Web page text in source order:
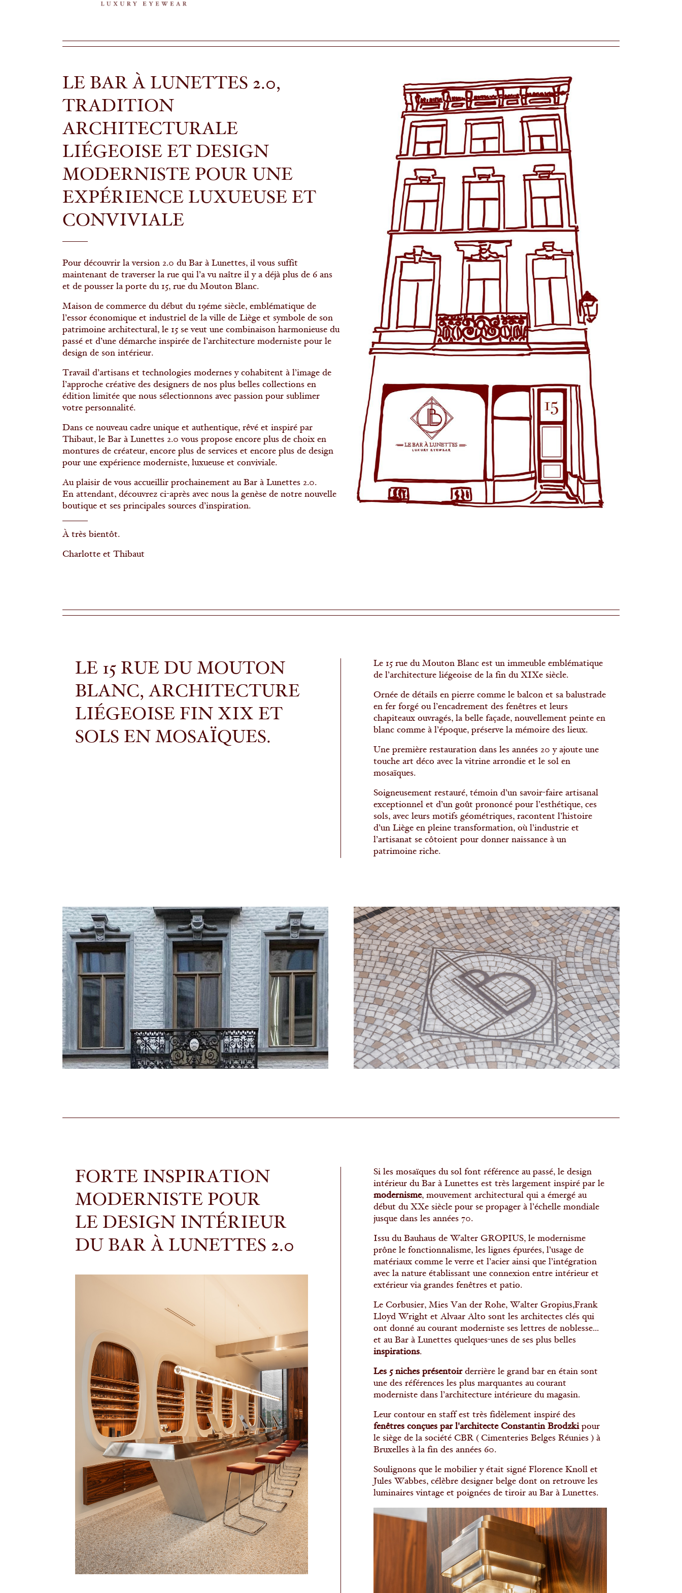
LE BAR À LUNETTES 2.0,
TRADITION
ARCHITECTURALE
LIÉGEOISE ET DESIGN
MODERNISTE POUR UNE
EXPÉRIENCE LUXUEUSE ET
CONVIVIALE
Pour découvrir la version 2.0 du Bar à Lunettes, il vous suffit
maintenant de traverser la rue qui l’a vu naître il y a déjà plus de 6 ans
et de pousser la porte du 15, rue du Mouton Blanc.
Maison de commerce du début du 19éme siècle, emblématique de
l’essor économique et industriel de la ville de Liège et symbole de son
patrimoine architectural, le 15 se veut une combinaison harmonieuse du
passé et d’une démarche inspirée de l’architecture moderniste pour le
design de son intérieur.
Travail d’artisans et technologies modernes y cohabitent à l’image de
l’approche créative des designers de nos plus belles collections en
édition limitée que nous sélectionnons avec passion pour sublimer
votre personnalité.
Dans ce nouveau cadre unique et authentique, rêvé et inspiré par
Thibaut, le Bar à Lunettes 2.0 vous propose encore plus de choix en
montures de créateur, encore plus de services et encore plus de design
pour une expérience moderniste, luxueuse et conviviale.
Au plaisir de vous accueillir prochainement au Bar à Lunettes 2.0.
En attendant, découvrez ci-après avec nous la genèse de notre nouvelle
boutique et ses principales sources d’inspiration.
À très bientôt.
Charlotte et Thibaut
LE 15 RUE DU MOUTON
BLANC, ARCHITECTURE
LIÉGEOISE FIN XIX ET
SOLS EN MOSAÏQUES.
Le 15 rue du Mouton Blanc est un immeuble emblématique
de l’architecture liégeoise de la fin du XIXe siècle.
Ornée de détails en pierre comme le balcon et sa balustrade
en fer forgé ou l’encadrement des fenêtres et leurs
chapiteaux ouvragés, la belle façade, nouvellement peinte en
blanc comme à l’époque, préserve la mémoire des lieux.
Une première restauration dans les années 20 y ajoute une
touche art déco avec la vitrine arrondie et le sol en
mosaïques.
Soigneusement restauré, témoin d’un savoir-faire artisanal
exceptionnel et d’un goût prononcé pour l’esthétique, ces
sols, avec leurs motifs géométriques, racontent l’histoire
d’un Liège en pleine transformation, où l’industrie et
l’artisanat se côtoient pour donner naissance à un
patrimoine riche.
FORTE INSPIRATION
MODERNISTE POUR
LE DESIGN INTÉRIEUR
DU BAR À LUNETTES 2.0
Si les mosaïques du sol font référence au passé, le design
intérieur du Bar à Lunettes est très largement inspiré par le
modernisme, mouvement architectural qui a émergé au
début du XXe siècle pour se propager à l’échelle mondiale
jusque dans les années 70.
Issu du Bauhaus de Walter GROPIUS, le modernisme
prône le fonctionnalisme, les lignes épurées, l’usage de
matériaux comme le verre et l’acier ainsi que l’intégration
avec la nature établissant une connexion entre intérieur et
extérieur via grandes fenêtres et patio.
Le Corbusier, Mies Van der Rohe, Walter Gropius,Frank
Lloyd Wright et Alvaar Alto sont les architectes clés qui
ont donné au courant moderniste ses lettres de noblesse...
et au Bar à Lunettes quelques-unes de ses plus belles
inspirations.
Les 5 niches présentoirderrière le grand bar en étain sont
une des références les plus marquantes au courant
moderniste dans l’architecture intérieure du magasin.
Leur contour en staff est très fidèlement inspiré des
fenêtres conçues par l'architecte Constantin Brodzkipour
le siège de la société CBR ( Cimenteries Belges Réunies ) à
Bruxelles à la fin des années 60.
Soulignons que le mobilier y était signé Florence Knoll et
Jules Wabbes, célèbre designer belge dont on retrouve les
luminaires vintage et poignées de tiroir au Bar à Lunettes.